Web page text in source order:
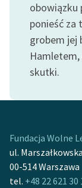
Feministyczne
Popularyzacja
skandynawskiej
feministycznej
Ręce pełne poezji
Kolekcje
lektur szkolnych
Starego
Odkurzamy
obowiązku
ponieść za
grobem jej
skutki.
Fundacja Wolne
ul.
00-514 Warszawa
tel. +48 22 621 30